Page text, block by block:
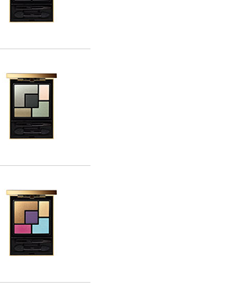
À PAUPIÈRES
Palette - 05
Surréaliste
À PAUPIÈRES
Palette - 08 Avant-
Garde